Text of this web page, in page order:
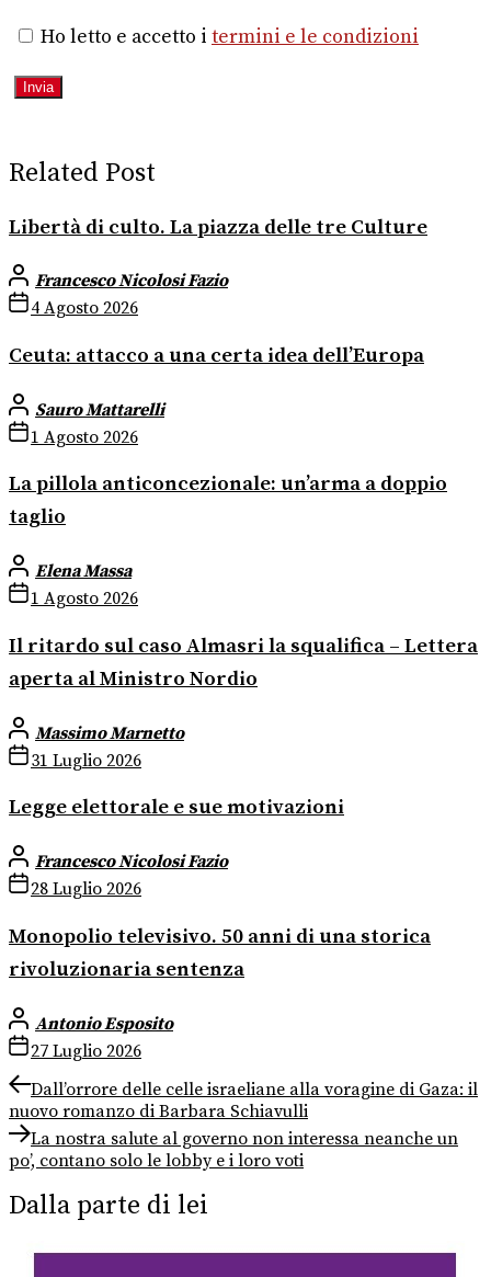
Ho letto e accetto i termini e le condizioni
Related Post
Libertà di culto. La piazza delle tre Culture
Francesco Nicolosi Fazio
4 Agosto 2026
Ceuta: attacco a una certa idea dell’Europa
Sauro Mattarelli
1 Agosto 2026
La pillola anticoncezionale: un’arma a doppio
taglio
Elena Massa
1 Agosto 2026
Il ritardo sul caso Almasri la squalifica – Lettera
aperta al Ministro Nordio
Massimo Marnetto
31 Luglio 2026
Legge elettorale e sue motivazioni
Francesco Nicolosi Fazio
28 Luglio 2026
Monopolio televisivo. 50 anni di una storica
rivoluzionaria sentenza
Antonio Esposito
27 Luglio 2026
Navigazione
articoli
Previous
post:
Dall’orrore delle celle israeliane alla voragine di Gaza: il
nuovo romanzo di Barbara Schiavulli
Next
post:
La nostra salute al governo non interessa neanche un
po’, contano solo le lobby e i loro voti
Dalla parte di lei